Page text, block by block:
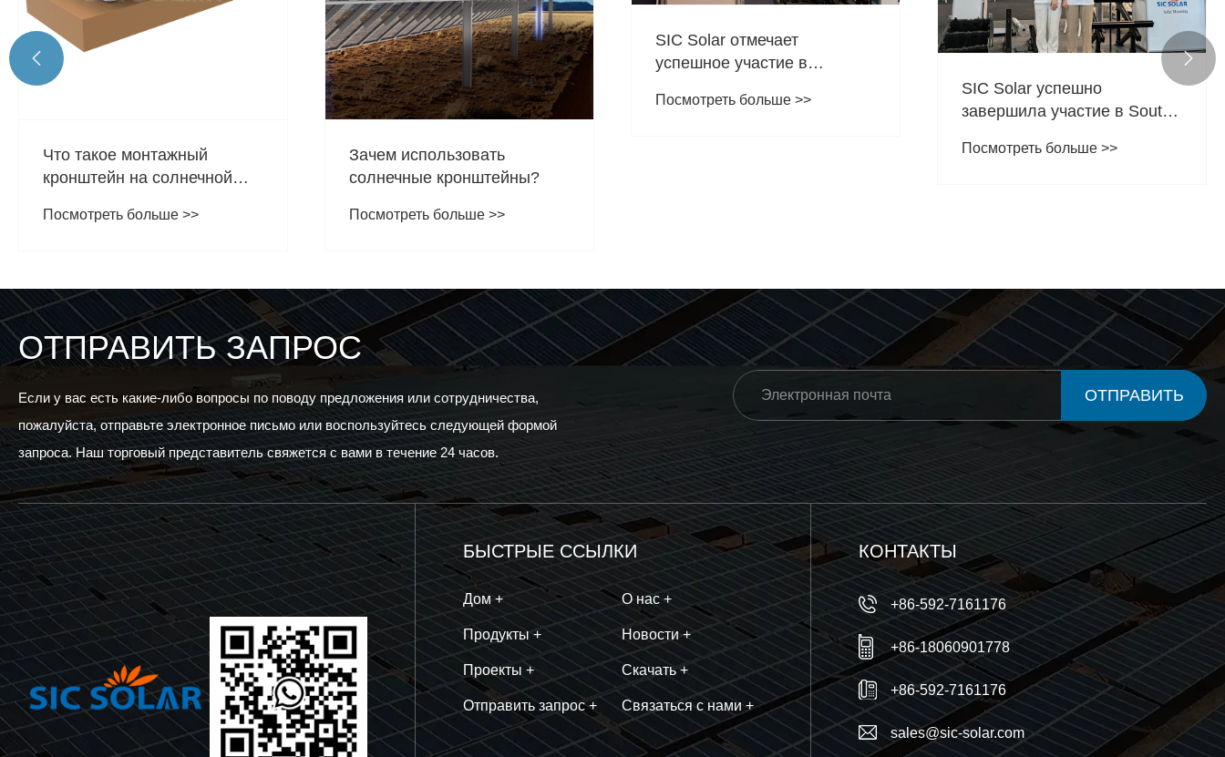
Что такое монтажный
кронштейн на солнечной
Посмотреть больше >>
Зачем использовать
солнечные кронштейны?
Посмотреть больше >>
SIC Solar отмечает
успешное участие в
Live KSA 2024
Посмотреть больше >>
SIC Solar успешно
завершила участие в South
Посмотреть больше >>
 
ОТПРАВИТЬ ЗАПРОС
Если у вас есть какие-либо вопросы по поводу предложения или сотрудничества,
пожалуйста, отправьте электронное письмо или воспользуйтесь следующей формой
запроса. Наш торговый представитель свяжется с вами в течение 24 часов.
ОТПРАВИТЬ
БЫСТРЫЕ ССЫЛКИ
Дом + О нас +
Продукты + Новости +
Проекты + Скачать +
Отправить запрос + Связаться с нами +
КОНТАКТЫ
+86-592-7161176
+86-18060901778
+86-592-7161176
sales@sic-solar.com